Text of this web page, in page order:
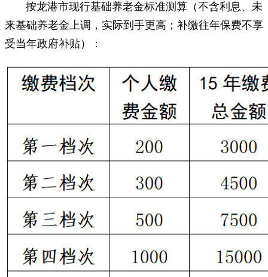
按龙港市现行基础养老金标准测算（不含利息、未
来基础养老金上调，实际到手更高；补缴往年保费不享
受当年政府补贴）：